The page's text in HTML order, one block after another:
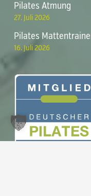
Zwischensumme:
Pilates Atmung
27. Juli 2026
Pilates
16. Juli 2026